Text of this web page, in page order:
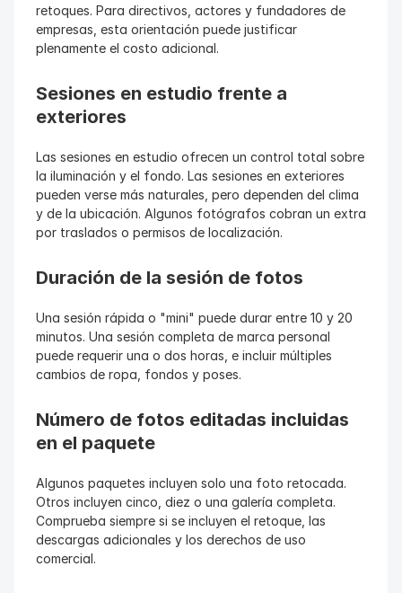
retoques. Para directivos, actores y fundadores de
empresas, esta orientación puede justificar
plenamente el costo adicional.
Sesiones en estudio frente a
exteriores
Las sesiones en estudio ofrecen un control total sobre
la iluminación y el fondo. Las sesiones en exteriores
pueden verse más naturales, pero dependen del clima
y de la ubicación. Algunos fotógrafos cobran un extra
por traslados o permisos de localización.
Duración de la sesión de fotos
Una sesión rápida o "mini" puede durar entre 10 y 20
minutos. Una sesión completa de marca personal
puede requerir una o dos horas, e incluir múltiples
cambios de ropa, fondos y poses.
Número de fotos editadas incluidas
en el paquete
Algunos paquetes incluyen solo una foto retocada.
Otros incluyen cinco, diez o una galería completa.
Comprueba siempre si se incluyen el retoque, las
descargas adicionales y los derechos de uso
comercial.